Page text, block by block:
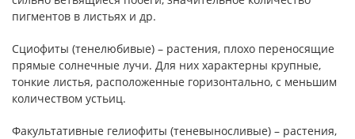
пигментов в листьях и др.
Сциофиты (тенелюбивые) – растения, плохо переносящие
прямые солнечные лучи. Для них характерны крупные,
тонкие листья, расположенные горизонтально, с меньшим
количеством устьиц.
Факультативные гелиофиты (теневыносливые) – растения,